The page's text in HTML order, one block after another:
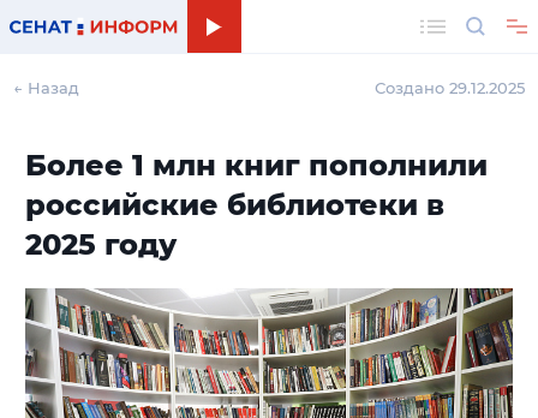
← Назад Создано 29.12.2025
Более 1 млн книг пополнили
российские библиотеки в
2025 году